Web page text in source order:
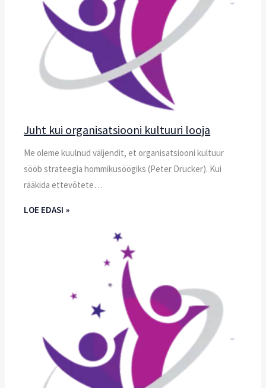
Juht kui organisatsiooni kultuuri looja
Me oleme kuulnud väljendit, et organisatsiooni kultuur
sööb strateegia hommikusöögiks (Peter Drucker). Kui
rääkida ettevõtete…
LOE EDASI »